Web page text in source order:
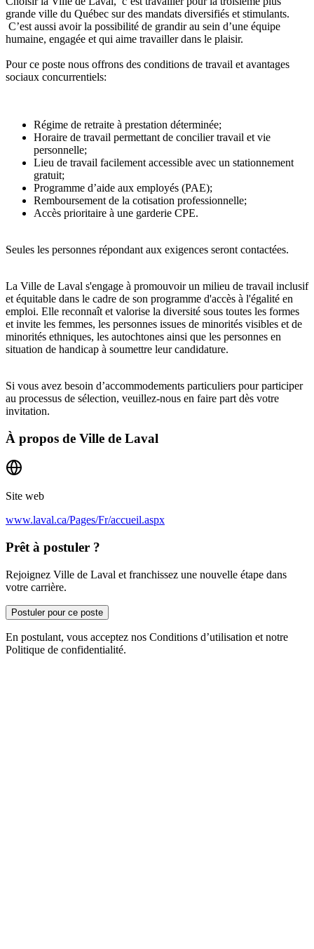
grande ville du Québec sur des mandats diversifiés et stimulants.
C’est aussi avoir la possibilité de grandir au sein d’une équipe
humaine, engagée et qui aime travailler dans le plaisir.
Pour ce poste nous offrons des conditions de travail et avantages
sociaux concurrentiels:
Régime de retraite à prestation déterminée;
Horaire de travail permettant de concilier travail et vie
personnelle;
Lieu de travail facilement accessible avec un stationnement
gratuit;
Programme d’aide aux employés (PAE);
Remboursement de la cotisation professionnelle;
Accès prioritaire à une garderie CPE.
Seules les personnes répondant aux exigences seront contactées.
La Ville de Laval s'engage à promouvoir un milieu de travail inclusif
et équitable dans le cadre de son programme d'accès à l'égalité en
emploi. Elle reconnaît et valorise la diversité sous toutes les formes
et invite les femmes, les personnes issues de minorités visibles et de
minorités ethniques, les autochtones ainsi que les personnes en
situation de handicap à soumettre leur candidature.
Si vous avez besoin d’accommodements particuliers pour participer
au processus de sélection, veuillez-nous en faire part dès votre
invitation.
À propos de Ville de Laval
Site web
www.laval.ca/Pages/Fr/accueil.aspx
Prêt à postuler ?
Rejoignez Ville de Laval et franchissez une nouvelle étape dans
votre carrière.
Postuler pour ce poste
En postulant, vous acceptez nos Conditions d’utilisation et notre
Politique de confidentialité.